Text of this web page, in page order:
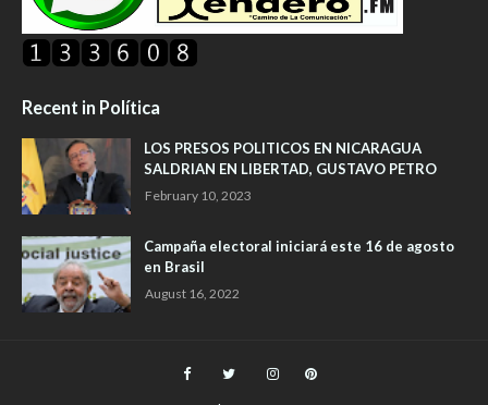
Recent in Política
LOS PRESOS POLITICOS EN NICARAGUA
SALDRIAN EN LIBERTAD, GUSTAVO PETRO
February 10, 2023
Campaña electoral iniciará este 16 de agosto
en Brasil
August 16, 2022